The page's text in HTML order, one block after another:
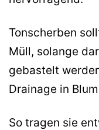
Tonscherben
Müll, solange
gebastelt
Drainage in
So tragen sie